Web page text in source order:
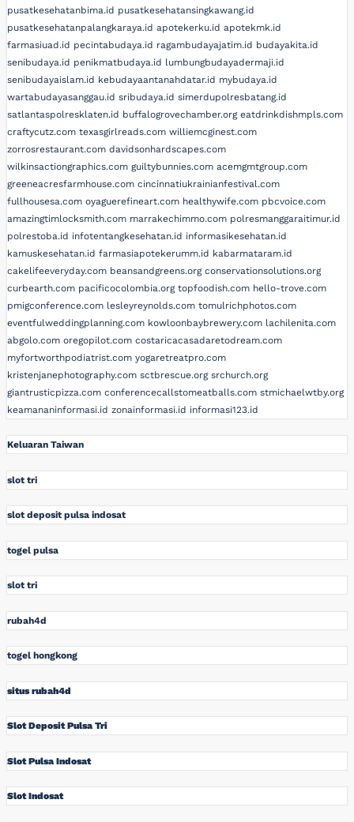
pusatkesehatanbima.id pusatkesehatansingkawang.id
pusatkesehatanpalangkaraya.id apotekerku.id apotekmk.id
farmasiuad.id pecintabudaya.id ragambudayajatim.id budayakita.id
senibudaya.id penikmatbudaya.id lumbungbudayadermaji.id
senibudayaislam.id kebudayaantanahdatar.id mybudaya.id
wartabudayasanggau.id sribudaya.id simerdupolresbatang.id
satlantaspolresklaten.id buffalogrovechamber.org eatdrinkdishmpls.com
craftycutz.com texasgirlreads.com williemcginest.com
zorrosrestaurant.com davidsonhardscapes.com
wilkinsactiongraphics.com guiltybunnies.com acemgmtgroup.com
greeneacresfarmhouse.com cincinnatiukrainianfestival.com
fullhousesa.com oyaguerefineart.com healthywife.com pbcvoice.com
amazingtimlocksmith.com marrakechimmo.com polresmanggaraitimur.id
polrestoba.id infotentangkesehatan.id informasikesehatan.id
kamuskesehatan.id farmasiapotekerumm.id kabarmataram.id
cakelifeeveryday.com beansandgreens.org conservationsolutions.org
curbearth.com pacificocolombia.org topfoodish.com hello-trove.com
pmigconference.com lesleyreynolds.com tomulrichphotos.com
eventfulweddingplanning.com kowloonbaybrewery.com lachilenita.com
abgolo.com oregopilot.com costaricacasadaretodream.com
myfortworthpodiatrist.com yogaretreatpro.com
kristenjanephotography.com sctbrescue.org srchurch.org
giantrusticpizza.com conferencecallstomeatballs.com stmichaelwtby.org
keamananinformasi.id zonainformasi.id informasi123.id
Keluaran Taiwan
slot tri
slot deposit pulsa indosat
togel pulsa
slot tri
rubah4d
togel hongkong
situs rubah4d
Slot Deposit Pulsa Tri
Slot Pulsa Indosat
Slot Indosat